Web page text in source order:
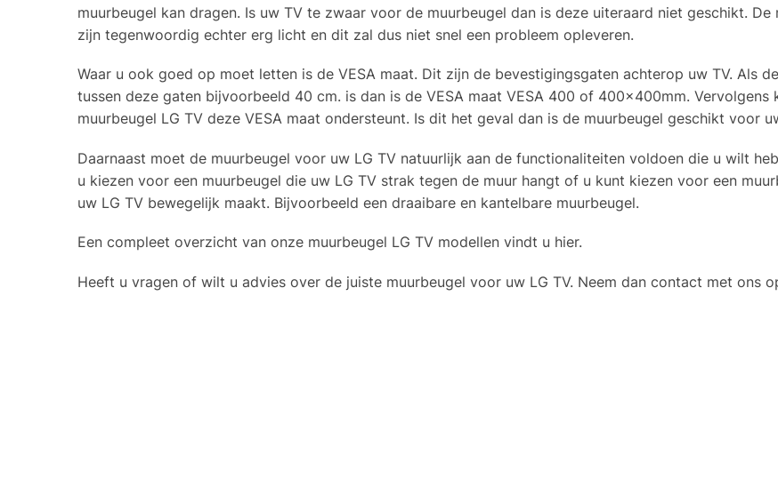
muurbeugel kan dragen. Is uw TV te zwaar voor de muurbeugel dan is deze uiteraard niet geschikt. De
zijn tegenwoordig echter erg licht en dit zal dus niet snel een probleem opleveren.
Waar u ook goed op moet letten is de VESA maat. Dit zijn de bevestigingsgaten achterop uw TV. Als
tussen deze gaten bijvoorbeeld 40 cm. is dan is de VESA maat VESA 400 of 400x400mm. Vervolgens
muurbeugel LG TV deze VESA maat ondersteunt. Is dit het geval dan is de muurbeugel geschikt voor
Daarnaast moet de muurbeugel voor uw LG TV natuurlijk aan de functionaliteiten voldoen die u wilt
u kiezen voor een muurbeugel die uw LG TV strak tegen de muur hangt of u kunt kiezen voor een
uw LG TV bewegelijk maakt. Bijvoorbeeld een draaibare en kantelbare muurbeugel.
Een compleet overzicht van onze muurbeugel LG TV modellen vindt u hier.
Heeft u vragen of wilt u advies over de juiste muurbeugel voor uw LG TV. Neem dan contact met ons